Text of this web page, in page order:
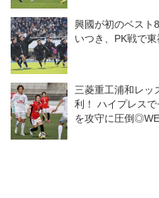
興國が初のベスト
いつき、PK戦で東
三菱重工浦和レッ
利！ ハイプレス
を攻守に圧倒